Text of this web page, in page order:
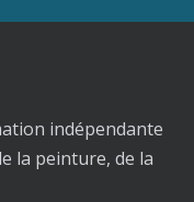
indépendante
la peinture, de la